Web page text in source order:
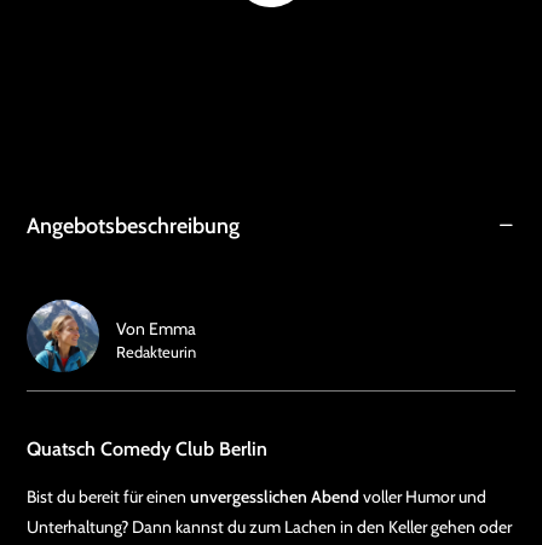
Angebotsbeschreibung
Quatsch Comedy Club Berlin
Bist du bereit für einen unvergesslichen Abendvoller Humor und
Unterhaltung? Dann kannst du zum Lachen in den Keller gehen oder
Von Emma
Redakteurin